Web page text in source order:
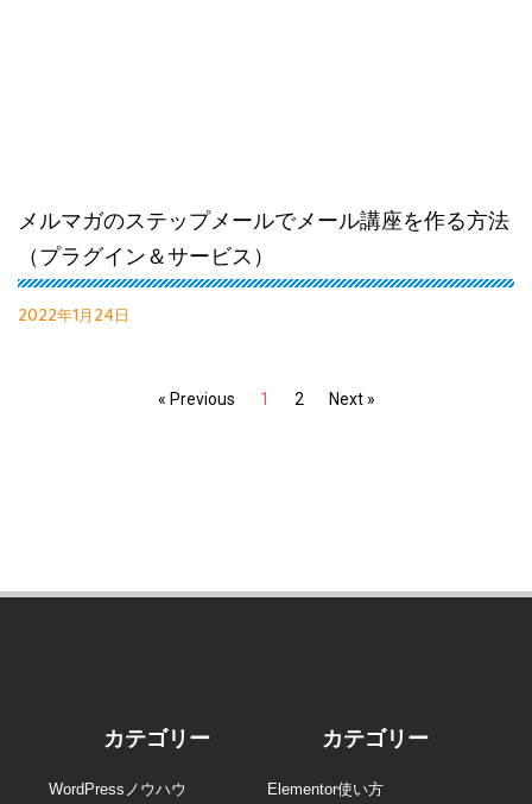
メルマガのステップメールでメール講座を作る方法
（プラグイン＆サービス）
2022年1月24日
« Previous 1 2 Next »
カテゴリー
WordPressノウハウ
カテゴリー
Elementor使い方